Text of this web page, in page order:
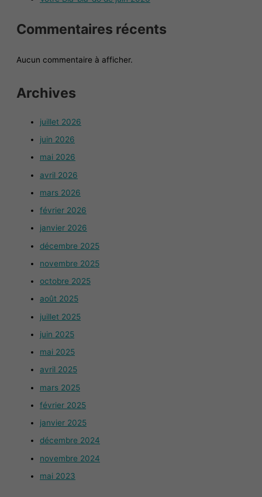
Commentaires récents
Aucun commentaire à afficher.
Archives
juillet 2026
juin 2026
mai 2026
avril 2026
mars 2026
février 2026
janvier 2026
décembre 2025
novembre 2025
octobre 2025
août 2025
juillet 2025
juin 2025
mai 2025
avril 2025
mars 2025
février 2025
janvier 2025
décembre 2024
novembre 2024
mai 2023